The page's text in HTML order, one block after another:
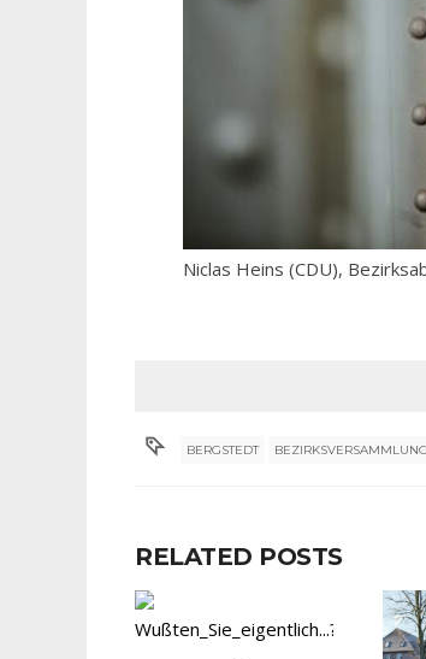
Niclas Heins (CDU),
BERGSTEDT BEZIRKSVERSAMMLUNG
RELATED POSTS